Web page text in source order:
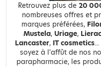
Retrouvez plus de 20
nombreuses offres et
marques préférées,
Mustela, Uriage, Lierac
Lancaster, IT cosmetics
soyez à l'affût de nos
parapharmacie, les